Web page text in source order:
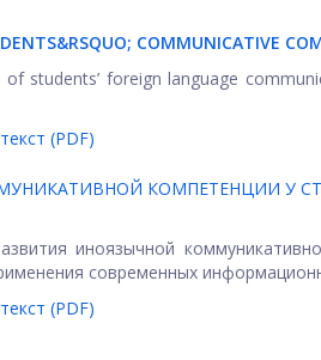
COMMUNICATIVE
students’ foreign language
(PDF)
КОМПЕТЕНЦИИ У
иноязычной
современных
(PDF)